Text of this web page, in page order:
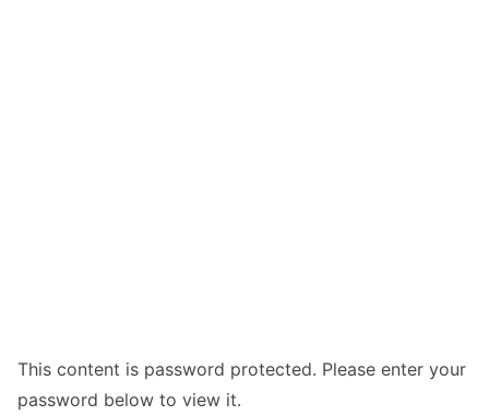
This content is password protected. Please enter your
password below to view it.